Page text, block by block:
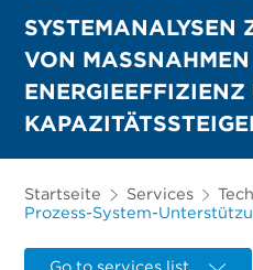
SYSTEMANALYSEN
VON MASSNAHMEN
NERGIEEFFIZIENZ
Startseite Services
Prozess-System-